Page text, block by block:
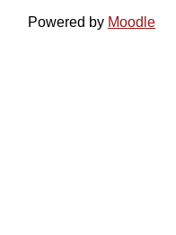
Powered by Moodle